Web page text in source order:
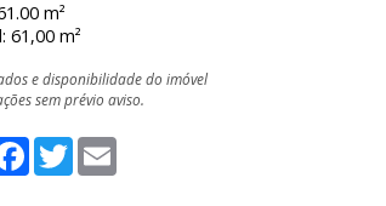
m²
61,00 m²
e disponibilidade do imóvel
sem prévio aviso.
Facebook
Twitter